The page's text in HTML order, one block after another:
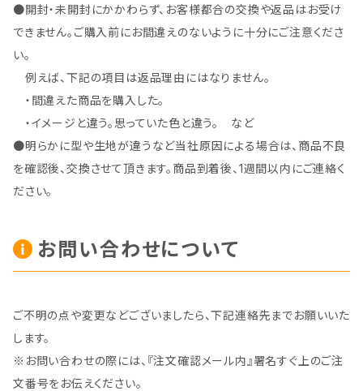
●開封・未開封にかかわらず、お客様都合の交換や返品はお受け
できません。ご購入前にお間違えのないように十分にご注意くださ
い。
例えば、下記の項目は返品理由にはなりません。
・間違えた商品を購入した。
・イメージと違う。思っていた色と違う。 など
●明らかに型や生地が違うなど当社原因による場合は、商品不良
を確認後、交換させて頂きます。商品到着後、1週間以内にご連絡く
ださい。
お問い合わせについて
ご不明の点や変更などございましたら、下記連絡先までお願いいた
します。
※お問い合わせの際には、『注文確認メール内』署名すぐ上のご注
文番号をお伝えください。